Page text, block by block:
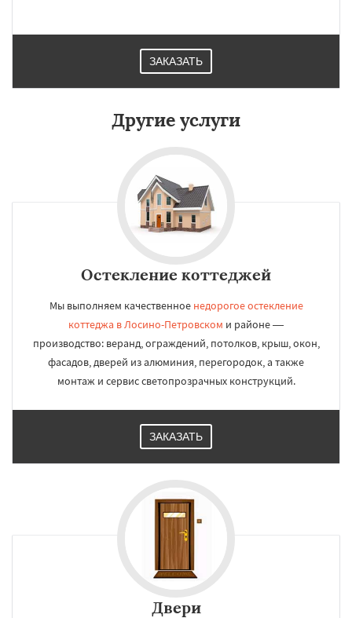
ЗАКАЗАТЬ
Другие услуги
Остекление коттеджей
Мы выполняем качественное недорогое остекление
коттеджа в Лосино-Петровском и районе —
производство: веранд, ограждений, потолков, крыш, окон,
фасадов, дверей из алюминия, перегородок, а также
монтаж и сервис светопрозрачных конструкций.
ЗАКАЗАТЬ
Двери